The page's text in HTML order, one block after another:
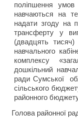
поліпшення
навчаються на
надати згоду на
трансферту у
(двадцять тисяч)
навчального
комплексу
дошкільний
ради Сумської
сільського
районного
Голова районної